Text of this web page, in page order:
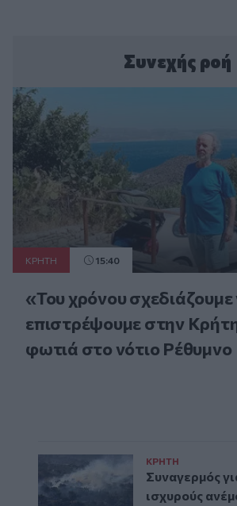
Συνεχής ροή
ΚΡΗΤΗ 15:40
«Του χρόνου σχεδιάζουμε
επιστρέψουμε στην
φωτιά στο νότιο Ρέθυμνο
ΚΡΗΤΗ
Συναγερμός
ισχυρούς